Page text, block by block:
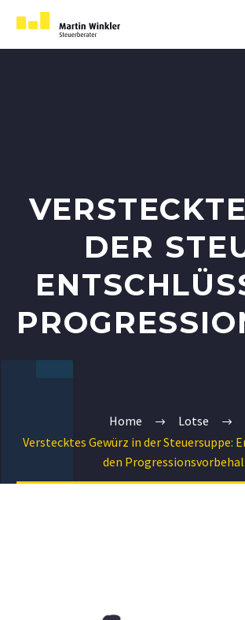
DER
Home
Lotse
Verstecktes Gewürz in der Steuersuppe:
den